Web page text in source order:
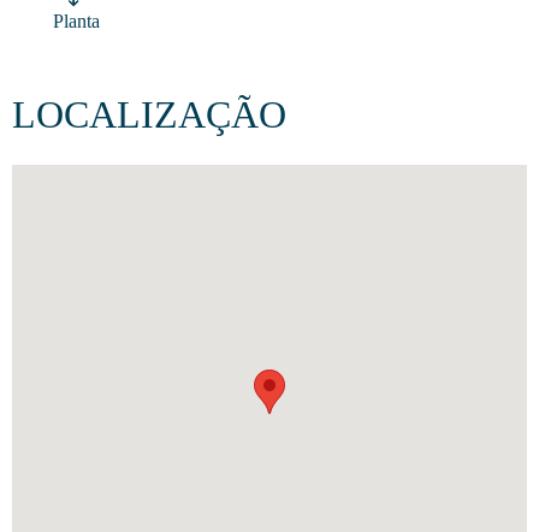
Planta
LOCALIZAÇÃO